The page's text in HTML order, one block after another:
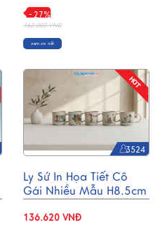
- 27%
162.000 VNĐ
Xem chi tiết
3524
Ly Sứ In Họa Tiết Cô
Gái Nhiều Mẫu H8.5cm
136.620 VNĐ